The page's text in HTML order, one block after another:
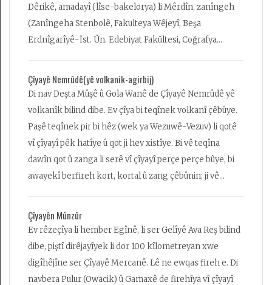
Dêrikê, amadayî (lîse-bakelorya) li Mêrdîn, zanîngeh
(Zanîngeha Stenbolê, Fakulteya Wêjeyî, Beşa
Erdnîgarîyê-İst. Ün. Edebiyat Fakültesi, Coğrafya
Çîyayê Nemrûdê(yê volkanik-agirbij)
Di nav Deşta Mûşê û Gola Wanê de Çîyayê Nemrûdê yê
volkanîk bilind dibe. Ev çîya bi teqînek volkanî çêbûye.
Paşê teqînek pir bi hêz (wek ya Wezuwê-Vezuv) li qotê
vî çîyayî pêk hatîye û qot ji hev xistîye. Bi vê teqîna
dawîn qot û zanga li serê vî çîyayî perçe perçe bûye, bi
awayekî berfireh kort, kortal û zang çêbûnin; ji vê
piştî teqînê daketîye 3100 metreyan, ango bi vê teqîna
dawîn re li dor 2 hezar metre bilindayî bi hewa ketîye û
li derdor belav bûye. Di nav qalderayên Dinyê yên herî
mezin de yek jê jî Qalderaya Nemrûdê ye.
Çîyayên Mûnzûr
Ev rêzeçîya li hember Egînê, li ser Gelîyê Ava Reş bilind
dibe, piştî dirêjayîyek li dor 100 kîlometreyan xwe
digîhêjîne ser Çîyayê Mercanê. Lê ne ewqas fireh e. Di
navbera Pulur (Owacik) û Gamaxê de firehîya vî çîyayî